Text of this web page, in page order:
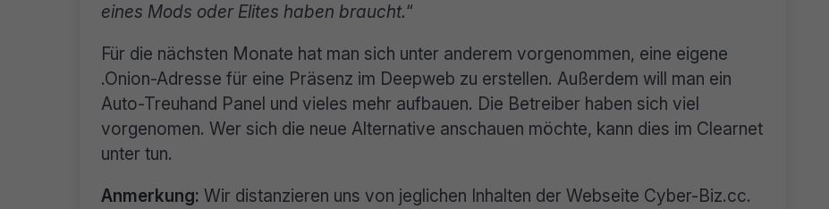
eines Mods oder Elites haben braucht.“
Für die nächsten Monate hat man sich unter anderem vorgenommen, eine eigene
.Onion-Adresse für eine Präsenz im Deepweb zu erstellen. Außerdem will man ein
Auto-Treuhand Panel und vieles mehr aufbauen. Die Betreiber haben sich viel
vorgenomen. Wer sich die neue Alternative anschauen möchte, kann dies im Clearnet
unter tun.
Anmerkung: Wir distanzieren uns von jeglichen Inhalten der Webseite Cyber-Biz.cc.